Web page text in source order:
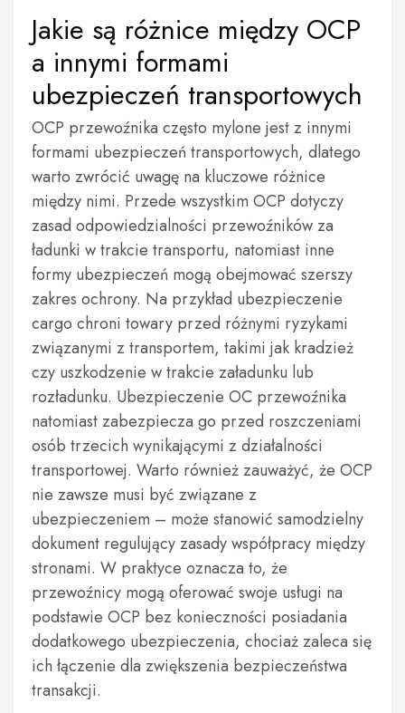
Jakie są różnice między OCP
a innymi formami
ubezpieczeń transportowych
OCP przewoźnika często mylone jest z innymi
formami ubezpieczeń transportowych, dlatego
warto zwrócić uwagę na kluczowe różnice
między nimi. Przede wszystkim OCP dotyczy
zasad odpowiedzialności przewoźników za
ładunki w trakcie transportu, natomiast inne
formy ubezpieczeń mogą obejmować szerszy
zakres ochrony. Na przykład ubezpieczenie
cargo chroni towary przed różnymi ryzykami
związanymi z transportem, takimi jak kradzież
czy uszkodzenie w trakcie załadunku lub
rozładunku. Ubezpieczenie OC przewoźnika
natomiast zabezpiecza go przed roszczeniami
osób trzecich wynikającymi z działalności
transportowej. Warto również zauważyć, że OCP
nie zawsze musi być związane z
ubezpieczeniem – może stanowić samodzielny
dokument regulujący zasady współpracy między
stronami. W praktyce oznacza to, że
przewoźnicy mogą oferować swoje usługi na
podstawie OCP bez konieczności posiadania
dodatkowego ubezpieczenia, chociaż zaleca się
ich łączenie dla zwiększenia bezpieczeństwa
transakcji.